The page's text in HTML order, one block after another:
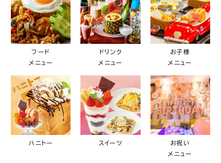
フード
メニュー
ドリンク
メニュー
お子様
メニュー
ハニトー スイーツ
お祝い
メニュー